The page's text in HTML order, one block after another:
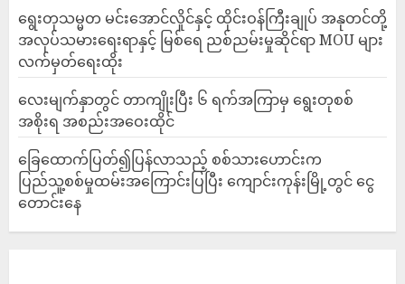
ရွေးတုသမ္မတ မင်းအောင်လှိုင်နှင့် ထိုင်းဝန်ကြီးချုပ် အနုတင်တို့
အလုပ်သမားရေးရာနှင့် မြစ်ရေ ညစ်ညမ်းမှုဆိုင်ရာ MOU များ
လက်မှတ်ရေးထိုး
လေးမျက်နှာတွင် တာကျိုးပြီး ၆ ရက်အကြာမှ ရွေးတုစစ်
အစိုးရ အစည်းအဝေးထိုင်
ခြေထောက်ပြတ်၍ပြန်လာသည့် စစ်သားဟောင်းက
ပြည်သူ့စစ်မှုထမ်းအကြောင်းပြပြီး ကျောင်းကုန်းမြို့တွင် ငွေ
တောင်းနေ